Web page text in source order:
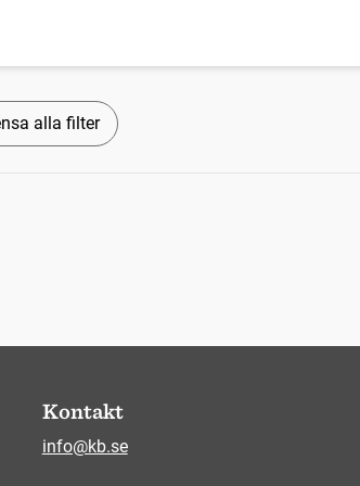
alla filter
Kontakt
info@kb.se